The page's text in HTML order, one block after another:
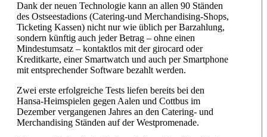
Dank der neuen Technologie kann an allen 90 Ständen
des Ostseestadions (Catering-und Merchandising-Shops,
Ticketing Kassen) nicht nur wie üblich per Barzahlung,
sondern künftig auch jeder Betrag – ohne einen
Mindestumsatz – kontaktlos mit der girocard oder
Kreditkarte, einer Smartwatch und auch per Smartphone
mit entsprechender Software bezahlt werden.
Zwei erste erfolgreiche Tests liefen bereits bei den
Hansa-Heimspielen gegen Aalen und Cottbus im
Dezember vergangenen Jahres an den Catering- und
Merchandising Ständen auf der Westpromenade.